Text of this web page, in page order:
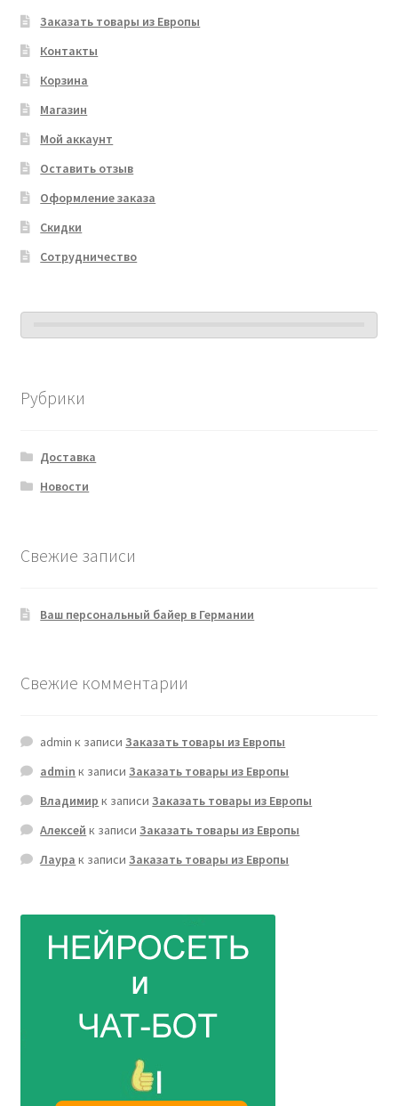
Заказать товары из Европы
Контакты
Корзина
Магазин
Мой аккаунт
Оставить отзыв
Оформление заказа
Скидки
Сотрудничество
Рубрики
Доставка
Новости
Свежие записи
Ваш персональный байер в Германии
Свежие комментарии
admin к записиЗаказать товары из Европы
admin к записиЗаказать товары из Европы
Владимир к записиЗаказать товары из Европы
Алексей к записиЗаказать товары из Европы
Лаура к записиЗаказать товары из Европы